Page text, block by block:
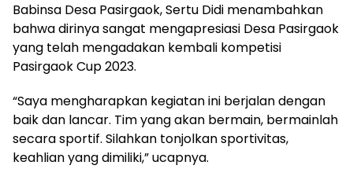
Babinsa Desa Pasirgaok, Sertu Didi menambahkan
bahwa dirinya sangat mengapresiasi Desa Pasirgaok
yang telah mengadakan kembali kompetisi
Pasirgaok Cup 2023.
“Saya mengharapkan kegiatan ini berjalan dengan
baik dan lancar. Tim yang akan bermain, bermainlah
secara sportif. Silahkan tonjolkan sportivitas,
keahlian yang dimiliki,” ucapnya.